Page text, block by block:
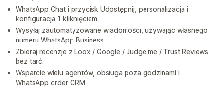
WhatsApp Chat i przycisk Udostępnij, personalizacja i
konfiguracja 1 kliknięciem
Wysyłaj zautomatyzowane wiadomości, używając własnego
numeru WhatsApp Business.
Zbieraj recenzje z Loox / Google / Judge.me / Trust Reviews
bez tarć.
Wsparcie wielu agentów, obsługa poza godzinami i
WhatsApp order CRM